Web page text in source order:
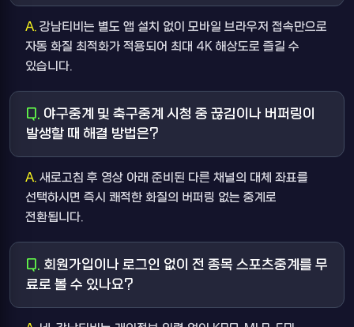
강남티비는 별도 앱 설치 없이 모바일 브라우저 접속만으로
자동 화질 최적화가 적용되어 최대 4K 해상도로 즐길 수
있습니다.
야구중계 및 축구중계 시청 중 끊김이나 버퍼링이
발생할 때 해결 방법은?
새로고침 후 영상 아래 준비된 다른 채널의 대체 좌표를
선택하시면 즉시 쾌적한 화질의 버퍼링 없는 중계로
전환됩니다.
회원가입이나 로그인 없이 전 종목 스포츠중계를 무
료로 볼 수 있나요?